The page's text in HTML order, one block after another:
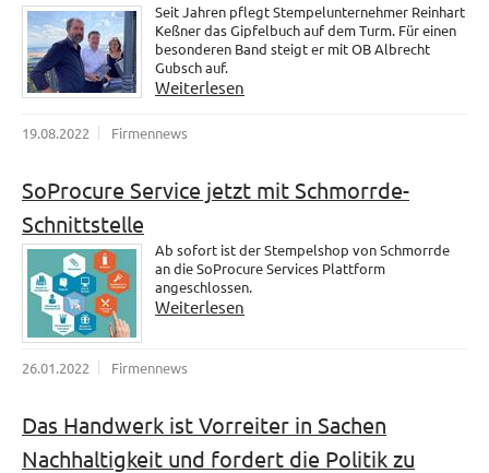
Seit Jahren pflegt Stempelunternehmer Reinhart
Keßner das Gipfelbuch auf dem Turm. Für einen
besonderen Band steigt er mit OB Albrecht
Gubsch auf.
Weiterlesen
19.08.2022 Firmennews
SoProcure Service jetzt mit Schmorrde-
Schnittstelle
Ab sofort ist der Stempelshop von Schmorrde
an die SoProcure Services Plattform
angeschlossen.
Weiterlesen
26.01.2022 Firmennews
Das Handwerk ist Vorreiter in Sachen
Nachhaltigkeit und fordert die Politik zu